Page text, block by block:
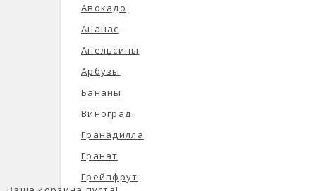
Авокадо
Ананас
Апельсины
Арбузы
Бананы
Виноград
Гранадилла
Гранат
Грейпфрут